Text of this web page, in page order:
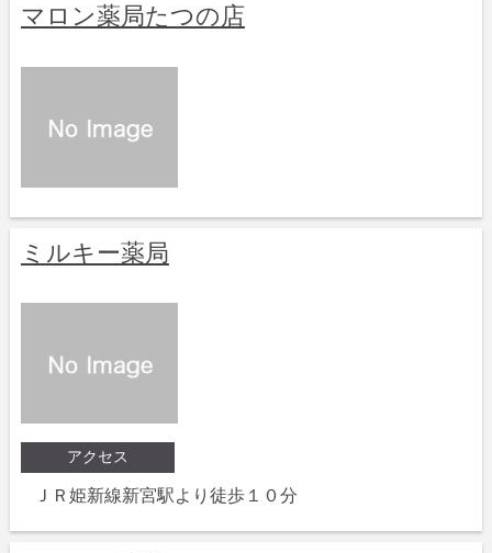
マロン薬局たつの店
ミルキー薬局
アクセス
ＪＲ姫新線新宮駅より徒歩１０分